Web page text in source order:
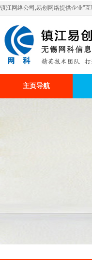
镇江网络公司,易创网络提供企业"
主页导航